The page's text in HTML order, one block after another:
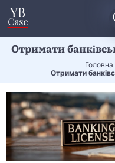
Отримати
Головна
Отримати